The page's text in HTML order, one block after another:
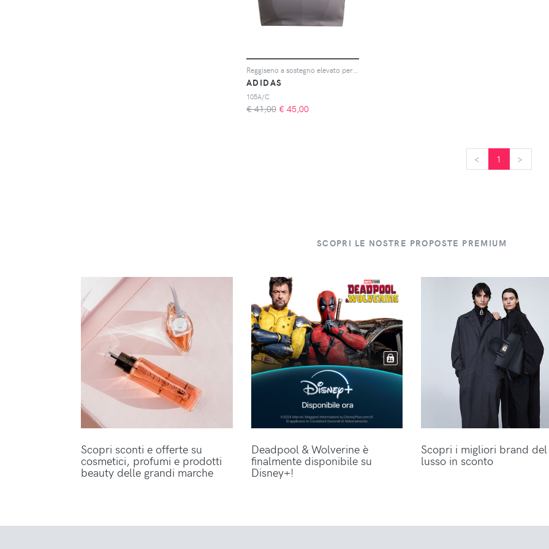
ADIDAS
105A/C
€ 41,00 € 45,00
< 1 >
SCOPRI LE NOSTRE PROPOSTE PREMIUM
Scopri sconti e offerte su
cosmetici, profumi e prodotti
beauty delle grandi marche
Deadpool & Wolverine è
finalmente disponibile su
Disney+!
Scopri i migliori brand del
lusso in sconto